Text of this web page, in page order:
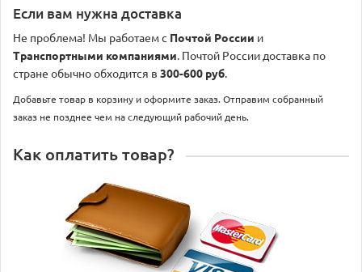
Если вам нужна доставка
Не проблема! Мы работаем с Почтой России и
Транспортными компаниями. Почтой России доставка по
стране обычно обходится в 300-600 руб.
Добавьте товар в корзину и оформите заказ. Отправим собранный
заказ не позднее чем на следующий рабочий день.
Как оплатить товар?